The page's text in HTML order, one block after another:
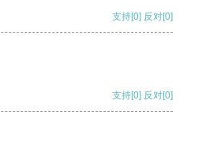
支持[0] 反对[0]
支持[0] 反对[0]